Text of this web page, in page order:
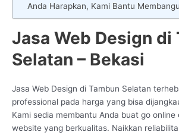
Anda Harapkan, Kami Bantu
Jasa Web Design di
Selatan – Bekasi
Jasa Web Design di Tambun Selatan
professional pada harga yang bisa
Kami sedia membantu Anda buat go online
website yang berkualitas. Naikkan